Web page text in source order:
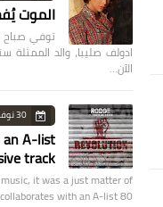
الموت
ادولف صليبا، والد الممثلة
الآن…
30 نوفمبر 2018
an A-list
track!
it was a just matter of
with an A-list 80’…